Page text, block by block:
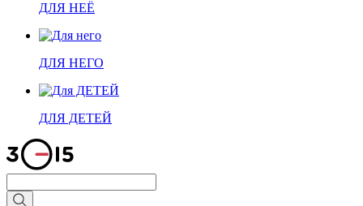
ДЛЯ НЕЁ
ДЛЯ НЕГО
ДЛЯ ДЕТЕЙ